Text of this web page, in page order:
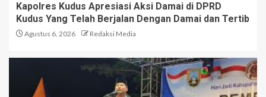
Kapolres Kudus Apresiasi Aksi Damai di DPRD
Kudus Yang Telah Berjalan Dengan Damai dan Tertib
Agustus 6, 2026 Redaksi Media